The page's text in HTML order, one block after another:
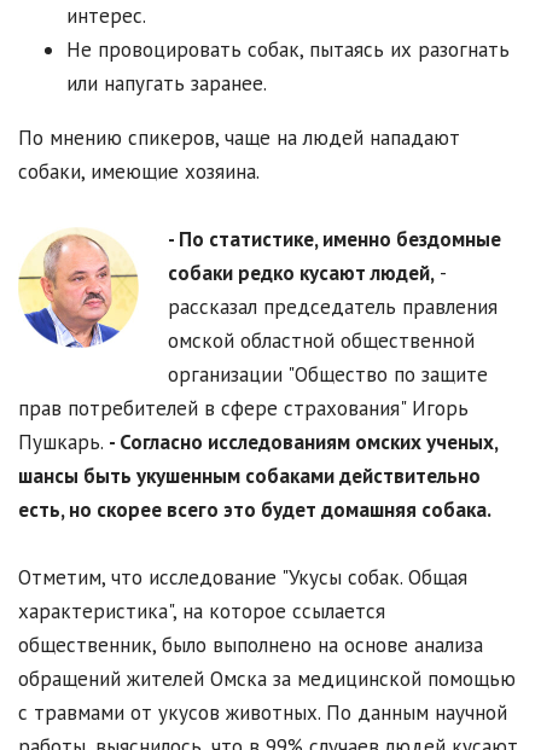
интерес.
Не провоцировать собак, пытаясь их разогнать
или напугать заранее.
По мнению спикеров, чаще на людей нападают
собаки, имеющие хозяина.
- По статистике, именно бездомные
собаки редко кусают людей, -
рассказал председатель правления
омской областной общественной
организации "Общество по защите
прав потребителей в сфере страхования" Игорь
Пушкарь. - Согласно исследованиям омских ученых,
шансы быть укушенным собаками действительно
есть, но скорее всего это будет домашняя собака.
Отметим, что исследование "Укусы собак. Общая
характеристика", на которое ссылается
общественник, было выполнено на основе анализа
обращений жителей Омска за медицинской помощью
с травмами от укусов животных. По данным научной